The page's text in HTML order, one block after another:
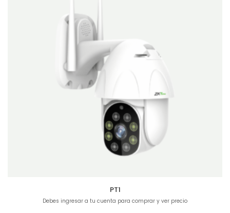
PT1
Debes ingresar a tu cuenta para comprar y ver precio